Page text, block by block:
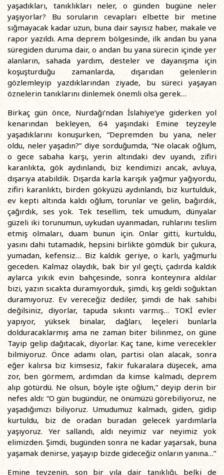
yaşadıkları, tanıklıkları neler, o günden bugüne neler
yaşıyorlar? Bu soruların cevapları elbette bir metine
sığmayacak kadar uzun, buna dair sayısız haber, makale ve
rapor yazıldı. Ama deprem bölgesinde, ilk andan bu yana
süregiden duruma dair, o andan bu yana sürecin içinde yer
alanların, sahada yardım, desteler ve dayanışma için
koşuşturduğu zamanlarda, dışarıdan gelenlerin
gözlemleyip yazdıklarından ziyade, bu süreci yaşayan
öznelerin tanıklarını dinlemek önemli olsa gerek…
Birkaç gün önce, Nurdağı’ndan İslahiye’ye giderken yol
kenarından bekleyen, 64 yaşındaki Emine teyzeyle
yaşadıklarını konuşurken, “Depremden bu yana, neler
oldu, neler yaşadın?” diye sorduğumda, “Ne olacak oğlum,
o gece sabaha karşı, yerin altındaki dev uyandı, zifiri
karanlıkta, gök aydınlandı, biz kendimizi ancak, avluya,
dışarıya atabildik. Dışarda karla karışık yağmur yağıyordu,
zifiri karanlıktı, birden gökyüzü aydınlandı, biz kurtulduk,
ev kepti altında kaldı oğlum, torunlar ve gelin, bağırdık,
çağırdık, ses yok. Tek tesellim, tek umudum, dünyalar
güzeli iki torunumun, uykudan uyanmadan, ruhlarını teslim
etmiş olmaları, duam bunun için. Onlar gitti, kurtuldu,
yasını dahi tutamadık, hepsini birlikte gömdük bir çukura,
yumadan, kefensiz… Biz kaldık geriye, o karlı, yağmurlu
geceden. Kalmaz olaydık, bak bir yıl geçti, çadırda kaldık
aylarca yıkık evin bahçesinde, sonra konteynıra aldılar
bizi, yazın sıcakta duramıyorduk, şimdi, kış geldi soğuktan
duramıyoruz. Ev vereceğiz dediler, şimdi de hak sahibi
değilsiniz, diyorlar, tapuda sıkıntı varmış… TOKİ evler
yapıyor, yüksek binalar, dağları, leçeleri bunlarla
dolduracaklarmış ama ne zaman biter bilinmez, on güne
Tayip gelip dağıtacak, diyorlar. Kaç tane, kime verecekler
bilmiyoruz. Önce adamı olan, partisi olan alacak, sonra
eğer kalırsa biz kimsesiz, fakir fukaralara düşecek, ama
zor, ben görmem, ardımdan da kimse kalmadı, deprem
alıp götürdü. Ne olsun, böyle işte oğlum,” deyip derin bir
nefes aldı: “O gün bugündür, ne önümüzü görebiliyoruz, ne
yaşadığımızı biliyoruz. Umudumuz kalmadı, giden, gidip
kurtuldu, biz de oradan buradan gelecek yardımlarla
yaşıyoruz. Yer sallandı, aldı neyimiz var neyimiz yok
elimizden. Şimdi, bugünden sonra ne kadar yaşarsak, buna
yaşamak denirse, yaşayıp bizde gideceğiz onların yanına…”
Emine teyzenin, son bir yıla dair tanıklığı, belki de